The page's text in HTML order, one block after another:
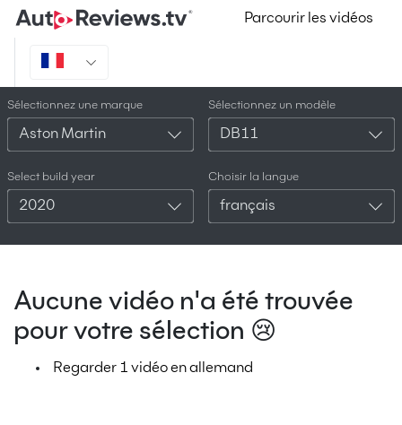
Parcourir les vidéos
Sélectionnez une marque
Aston Martin
Sélectionnez un modèle
DB11
Select build year
2020
Choisir la langue
français
Aucune vidéo n'a été trouvée
pour votre sélection 😢
Regarder 1 vidéo en allemand